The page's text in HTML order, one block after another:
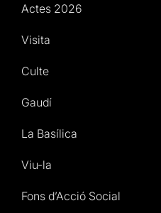
Actes 2026
Visita
Culte
Gaudí
La Basílica
Viu-la
Fons d’Acció Social